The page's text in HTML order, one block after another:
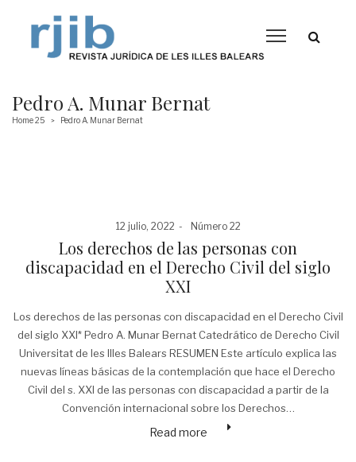
Pedro A. Munar Bernat
Home 25 > Pedro A. Munar Bernat
Posted
12 julio, 2022
Posted
Número 22
Los derechos de las personas con
discapacidad en el Derecho Civil del siglo
XXI
Los derechos de las personas con discapacidad en el Derecho Civil
del siglo XXI* Pedro A. Munar Bernat Catedrático de Derecho Civil
Universitat de les Illes Balears RESUMEN Este artículo explica las
nuevas líneas básicas de la contemplación que hace el Derecho
Civil del s. XXI de las personas con discapacidad a partir de la
Convención internacional sobre los Derechos…
Read more